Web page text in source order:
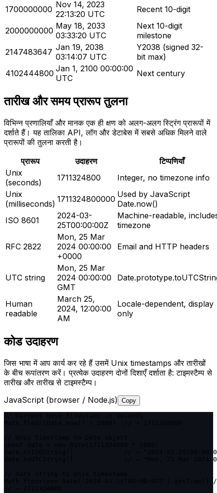
1700000000 Nov 14, 2023
22:13:20 UTC
Recent 10-digit
2000000000 May 18, 2033
03:33:20 UTC
Next 10-digit
milestone
2147483647 Jan 19, 2038
03:14:07 UTC
Y2038 (signed 32-
bit max)
4102444800 Jan 1, 2100 00:00:00
UTC
Next century
तारीख और समय प्रारूप तुलना
विभिन्न प्रणालियाँ और मानक एक ही क्षण को अलग-अलग स्ट्रिंग प्रारूपों में
दर्शाते हैं। यह तालिका API, लॉग और डेटाबेस में सबसे अधिक मिलने वाले
प्रारूपों की तुलना करती है।
प्रारूप
उदाहरण
टिप्पणियाँ
Unix
(seconds)
1711324800
Integer, no timezone info
Unix
(milliseconds) 1711324800000 Used by JavaScript
Date.now()
ISO 8601
2024-03-
25T00:00:00Z
Machine-readable,
timezone
RFC 2822
Mon, 25 Mar
2024 00:00:00
+0000
Email and HTTP headers
UTC string
Mon, 25 Mar
2024 00:00:00
GMT
Human
readable
March 25,
2024, 12:00:00
AM
Locale-dependent, display
only
कोड उदाहरण
जिस भाषा में आप कार्य कर रहे हैं उसमें Unix timestamps और तारीखों
के बीच रूपांतरण करें। प्रत्येक उदाहरण दोनों दिशाएँ दर्शाता है: टाइमस्टैम्प से
तारीख और तारीख से टाइमस्टैम्प।
JavaScript (browser / Node.js) Copy
date.toISOString()             // → "2024-03-
date.toUTCString()             // → "Mon, 25 Mar 2024
Math.floor(new Date('2024-03-25T00:00:00Z').getTime()